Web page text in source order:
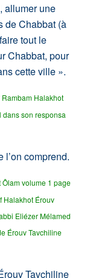
allumer une
de Chabbat (à
tout le
Chabbat, pour
cette ville ».
Halakhot
dans son responsa
comprend.
Ôlam volume 1 page
Halakhot Érouv
Eliézer Mélamed
Érouv Tavchiline
Tavchiline